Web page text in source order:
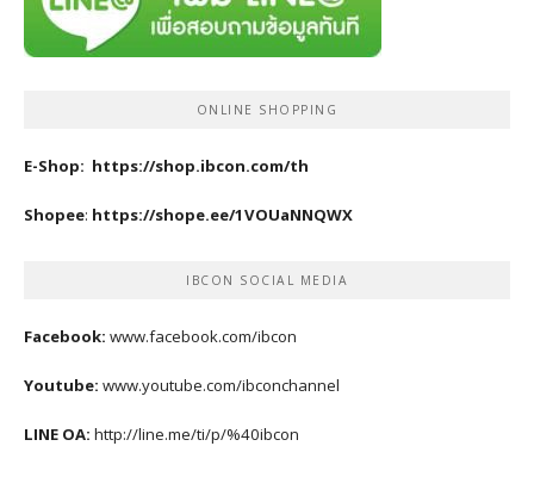
ONLINE SHOPPING
E-Shop: https://shop.ibcon.com/th
Shopee: https://shope.ee/1VOUaNNQWX
IBCON SOCIAL MEDIA
Facebook: www.facebook.com/ibcon
Youtube: www.youtube.com/ibconchannel
LINE OA: http://line.me/ti/p/%40ibcon